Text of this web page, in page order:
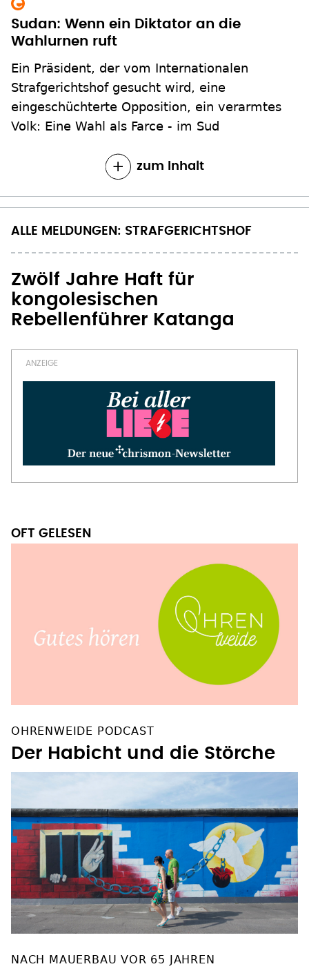
Sudan: Wenn ein Diktator an die
Wahlurnen ruft
Ein Präsident, der vom Internationalen
Strafgerichtshof gesucht wird, eine
eingeschüchterte Opposition, ein verarmtes
Volk: Eine Wahl als Farce - im Sud
zum Inhalt
ALLE MELDUNGEN: STRAFGERICHTSHOF
Zwölf Jahre Haft für
kongolesischen
Rebellenführer Katanga
OFT GELESEN
OHRENWEIDE PODCAST
Der Habicht und die Störche
NACH MAUERBAU VOR 65 JAHREN